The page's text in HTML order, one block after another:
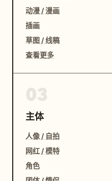
动漫 / 漫画
插画
草图 / 线稿
查看更多
主体
人像 / 自拍
网红 / 模特
角色